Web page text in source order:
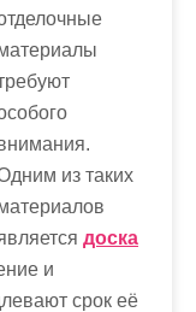
из таких
доска
и
срок её